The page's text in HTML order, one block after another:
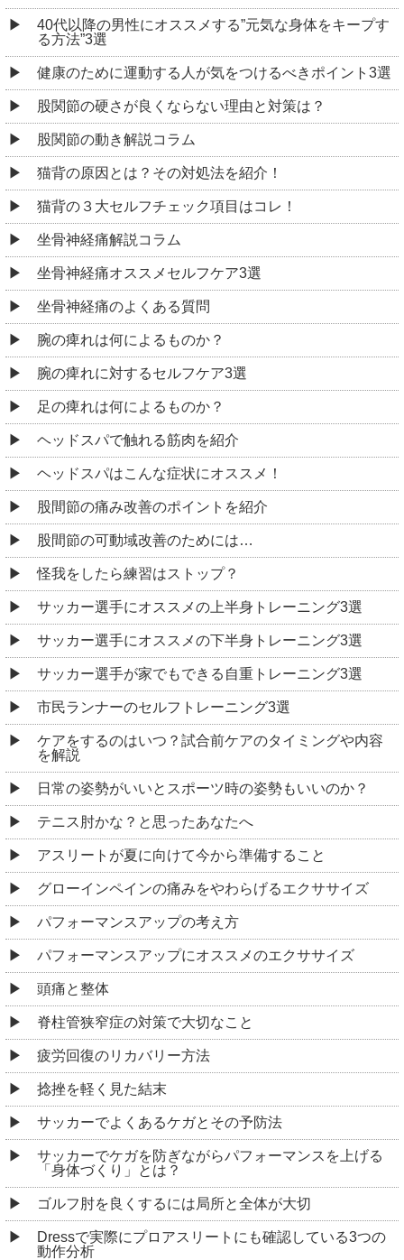
40代以降の男性にオススメする”元気な身体をキープす
る方法”3選
健康のために運動する人が気をつけるべきポイント3選
股関節の硬さが良くならない理由と対策は？
股関節の動き解説コラム
猫背の原因とは？その対処法を紹介！
猫背の３大セルフチェック項目はコレ！
坐骨神経痛解説コラム
坐骨神経痛オススメセルフケア3選
坐骨神経痛のよくある質問
腕の痺れは何によるものか？
腕の痺れに対するセルフケア3選
足の痺れは何によるものか？
ヘッドスパで触れる筋肉を紹介
ヘッドスパはこんな症状にオススメ！
股間節の痛み改善のポイントを紹介
股間節の可動域改善のためには…
怪我をしたら練習はストップ？
サッカー選手にオススメの上半身トレーニング3選
サッカー選手にオススメの下半身トレーニング3選
サッカー選手が家でもできる自重トレーニング3選
市民ランナーのセルフトレーニング3選
ケアをするのはいつ？試合前ケアのタイミングや内容
を解説
日常の姿勢がいいとスポーツ時の姿勢もいいのか？
テニス肘かな？と思ったあなたへ
アスリートが夏に向けて今から準備すること
グローインペインの痛みをやわらげるエクササイズ
パフォーマンスアップの考え方
パフォーマンスアップにオススメのエクササイズ
頭痛と整体
脊柱管狭窄症の対策で大切なこと
疲労回復のリカバリー方法
捻挫を軽く見た結末
サッカーでよくあるケガとその予防法
サッカーでケガを防ぎながらパフォーマンスを上げる
「身体づくり」とは？
ゴルフ肘を良くするには局所と全体が大切
Dressで実際にプロアスリートにも確認している3つの
動作分析